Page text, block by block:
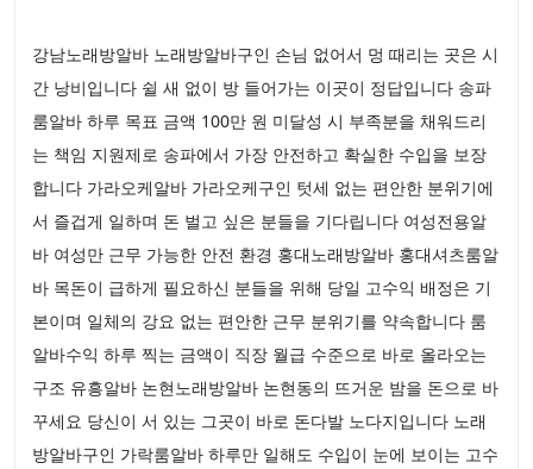
강남노래방알바 노래방알바구인 손님 없어서 멍 때리는 곳은 시
간 낭비입니다 쉴 새 없이 방 들어가는 이곳이 정답입니다 송파
룸알바 하루 목표 금액 100만 원 미달성 시 부족분을 채워드리
는 책임 지원제로 송파에서 가장 안전하고 확실한 수입을 보장
합니다 가라오케알바 가라오케구인 텃세 없는 편안한 분위기에
서 즐겁게 일하며 돈 벌고 싶은 분들을 기다립니다 여성전용알
바 여성만 근무 가능한 안전 환경 홍대노래방알바 홍대셔츠룸알
바 목돈이 급하게 필요하신 분들을 위해 당일 고수익 배정은 기
본이며 일체의 강요 없는 편안한 근무 분위기를 약속합니다 룸
알바수익 하루 찍는 금액이 직장 월급 수준으로 바로 올라오는
구조 유흥알바 논현노래방알바 논현동의 뜨거운 밤을 돈으로 바
꾸세요 당신이 서 있는 그곳이 바로 돈다발 노다지입니다 노래
방알바구인 가락룸알바 하루만 일해도 수입이 눈에 보이는 고수